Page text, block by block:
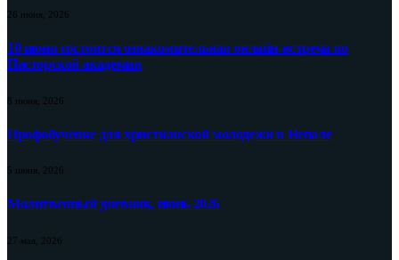
26 июня, 2026
10 июня состоится ознакомительная онлайн-встреча по
Пасторской академии
8 июня, 2026
Профобучение для христианской молодежи в Непале
5 июня, 2026
Молитвенный дневник, июнь 2026
27 мая, 2026